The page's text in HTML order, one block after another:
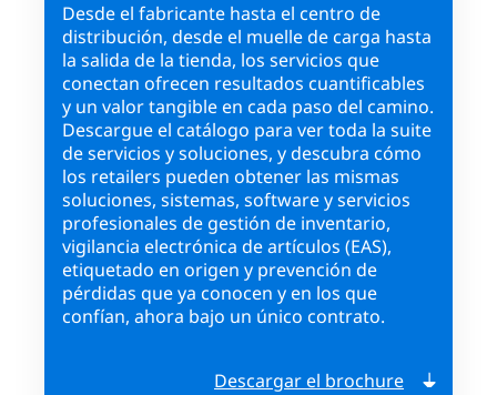
Desde el fabricante hasta el centro de
distribución, desde el muelle de carga hasta
la salida de la tienda, los servicios que
conectan ofrecen resultados cuantificables
y un valor tangible en cada paso del camino.
Descargue el catálogo para ver toda la suite
de servicios y soluciones, y descubra cómo
los retailers pueden obtener las mismas
soluciones, sistemas, software y servicios
profesionales de gestión de inventario,
vigilancia electrónica de artículos (EAS),
etiquetado en origen y prevención de
pérdidas que ya conocen y en los que
confían, ahora bajo un único contrato.
Descargar el brochure